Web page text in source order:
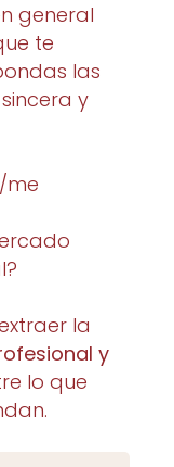
general
te
las
y
/me
la
y
lo que